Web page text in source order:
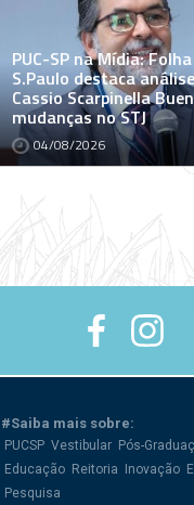
PUC-SP na Mídia:
S.Paulo destaca
Cassio Scarpinella
mudanças no STJ
04/08/2026
#Saiba mais sobre:
PUCSP Vestibular Pós-
Educação Reitoria Inovação
Pesquisa